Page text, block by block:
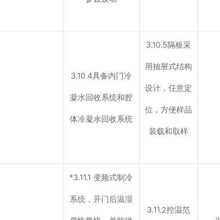
3.10.4具备内门冷
凝水回收系统和腔
体冷凝水回收系统
3.10.5隔板采
用抽屉式结构
设计，任意定
位，方便样品
装载和取样
*3.11.1 变频式制冷
系统，开门后温湿
3.11.2控温范